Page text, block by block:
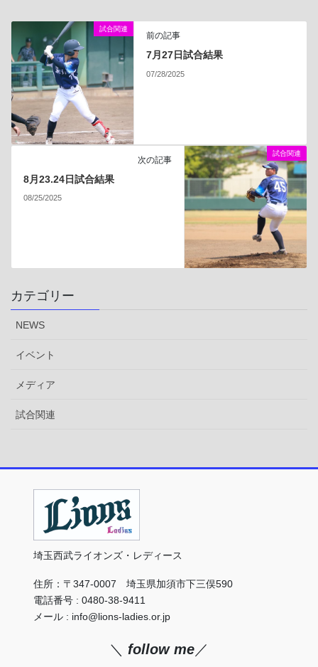
試合関連
前の記事
7月27日試合結果
07/28/2025
試合関連
次の記事
8月23.24日試合結果
08/25/2025
カテゴリー
NEWS
イベント
メディア
試合関連
埼玉西武ライオンズ・レディース
住所：〒347-0007 埼玉県加須市下三俣590
電話番号 : 0480-38-9411
メール : info@lions-ladies.or.jp
＼ follow me／